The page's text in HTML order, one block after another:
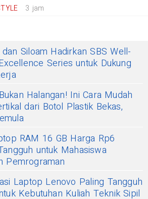
3 jam
Siloam Hadirkan SBS Well-
Series untuk Dukung
Halangan! Ini Cara Mudah
dari Botol Plastik Bekas,
RAM 16 GB Harga Rp6
untuk Mahasiswa
Pemrograman
Laptop Lenovo Paling Tangguh
Kebutuhan Kuliah Teknik Sipil